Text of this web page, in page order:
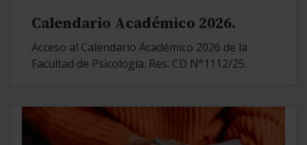
Calendario Académico 2026.
Acceso al Calendario Académico 2026 de la
Facultad de Psicología. Res. CD N°1112/25.